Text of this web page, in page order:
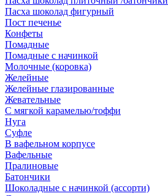
Пасха шоколад фигурный
Пост печенье
Конфеты
Помадные
Помадные с начинкой
Молочные (коровка)
Желейные
Желейные глазированные
Жевательные
С мягкой карамелью/тоффи
Нуга
Суфле
В вафельном корпусе
Вафельные
Пралиновые
Батончики
Шоколадные с начинкой (ассорти)